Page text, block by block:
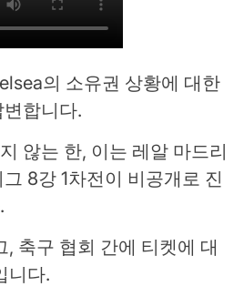
의 소유권 상황에 대한
합니다.
않는 한, 이는 레알 마드리
8강 1차전이 비공개로 진
, 축구 협회 간에 티켓에 대
니다.